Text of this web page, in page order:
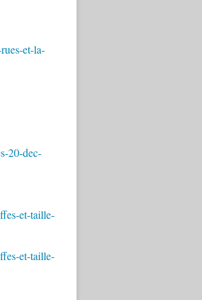
et-la-
20-dec-
et-taille-
et-taille-